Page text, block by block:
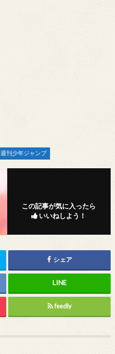
週刊少年ジャンプ
この記事が気に入ったら
いいねしよう！
シェア
feedly